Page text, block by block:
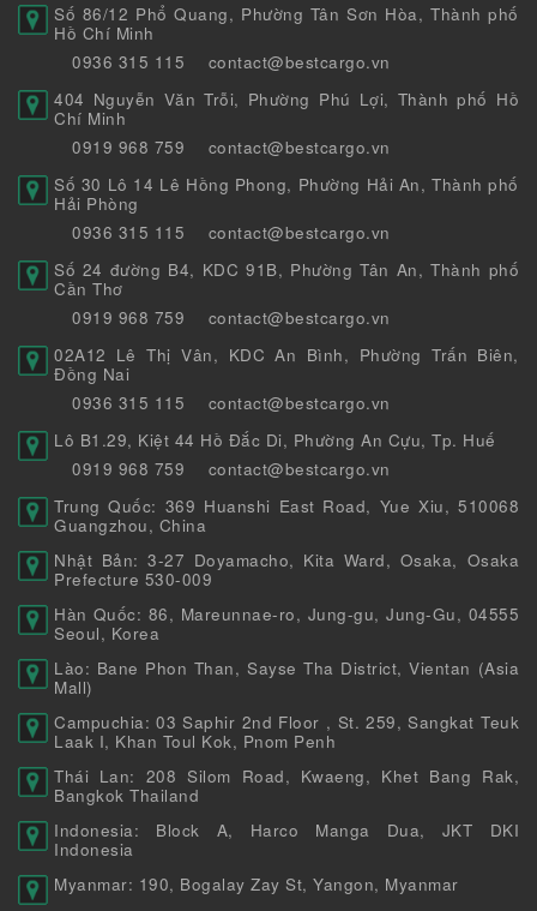
Số 86/12 Phổ Quang, Phường Tân Sơn Hòa, Thành phố
Hồ Chí Minh
0936 315 115
contact@bestcargo.vn
404 Nguyễn Văn Trỗi, Phường Phú Lợi, Thành phố Hồ
Chí Minh
0919 968 759
contact@bestcargo.vn
Số 30 Lô 14 Lê Hồng Phong, Phường Hải An, Thành phố
Hải Phòng
0936 315 115
contact@bestcargo.vn
Số 24 đường B4, KDC 91B, Phường Tân An, Thành phố
Cần Thơ
0919 968 759
contact@bestcargo.vn
02A12 Lê Thị Vân, KDC An Bình, Phường Trấn Biên,
Đồng Nai
0936 315 115
contact@bestcargo.vn
Lô B1.29, Kiệt 44 Hồ Đắc Di, Phường An Cựu, Tp. Huế
0919 968 759
contact@bestcargo.vn
Trung Quốc: 369 Huanshi East Road, Yue Xiu, 510068
Guangzhou, China
Nhật Bản: 3-27 Doyamacho, Kita Ward, Osaka, Osaka
Prefecture 530-009
Hàn Quốc: 86, Mareunnae-ro, Jung-gu, Jung-Gu, 04555
Seoul, Korea
Lào: Bane Phon Than, Sayse Tha District, Vientan (Asia
Mall)
Campuchia: 03 Saphir 2nd Floor , St. 259, Sangkat Teuk
Laak I, Khan Toul Kok, Pnom Penh
Thái Lan: 208 Silom Road, Kwaeng, Khet Bang Rak,
Bangkok Thailand
Indonesia: Block A, Harco Manga Dua, JKT DKI
Indonesia
Myanmar: 190, Bogalay Zay St, Yangon, Myanmar